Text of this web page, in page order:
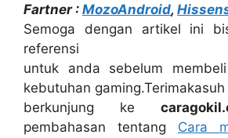
Fartner : MozoAndroid,
Semoga dengan artikel ini
referensi
untuk anda sebelum
kebutuhan
berkunjung ke
pembahasan tentang Cara